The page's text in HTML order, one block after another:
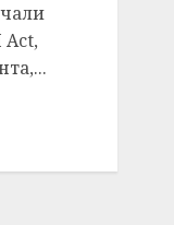
Act,